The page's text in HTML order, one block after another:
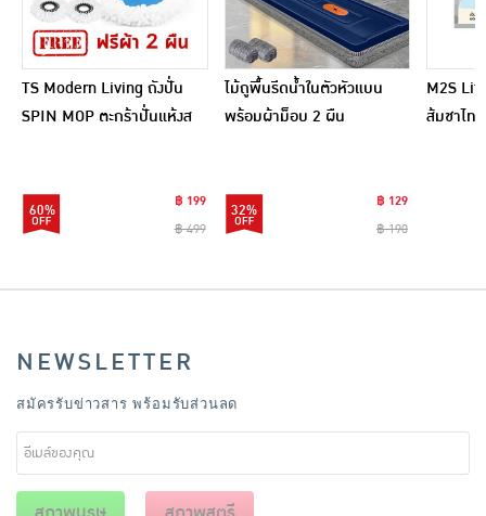
TS Modern Living ถังปั่น
SPIN MOP ตะกร้าปั่นแห้งส
60%
฿ 199
฿ 499
ไม้ถูพื้นรีดน้ำในตัวหัวแบน
พร้อมผ้าม็อบ 2 ผืน
32%
฿ 129
฿ 190
M2S
ส้มชาไท
NEWSLETTER
สมัครรับข่าวสาร พร้อมรับส่วนลด